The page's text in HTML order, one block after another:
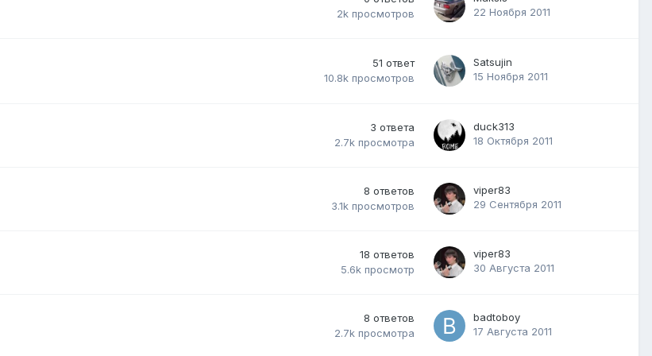
2k просмотров
22 Ноября 2011
51 ответ
10.8k просмотров
Satsujin
15 Ноября 2011
3 ответа
2.7k просмотра
duck313
18 Октября 2011
8 ответов
3.1k просмотров
viper83
29 Сентября 2011
18 ответов
5.6k просмотр
viper83
30 Августа 2011
8 ответов
2.7k просмотра
badtoboy
17 Августа 2011